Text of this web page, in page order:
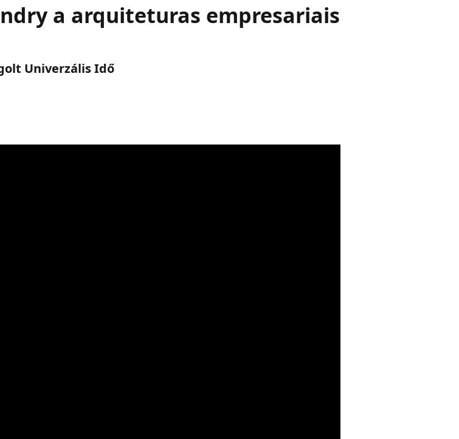
a arquiteturas empresariais
Univerzális Idő